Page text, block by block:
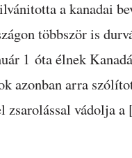
a kanadai
többször is
1 óta élnek
azonban arra
zsarolással vádolja